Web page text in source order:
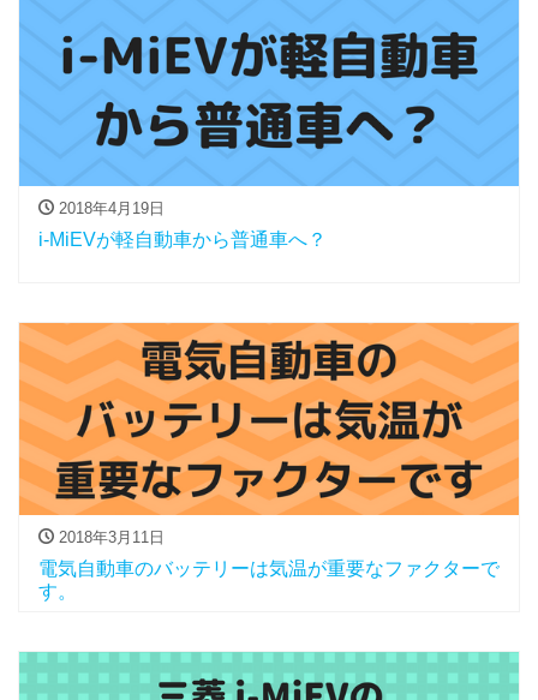
2018年4月19日
i-MiEVが軽自動車から普通車へ？
2018年3月11日
電気自動車のバッテリーは気温が重要なファクターで
す。